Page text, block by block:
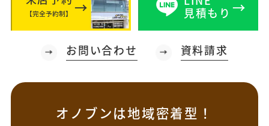
【完全予約制】
見積もり
お問い合わせ 資料請求
オノブンは地域密着型！